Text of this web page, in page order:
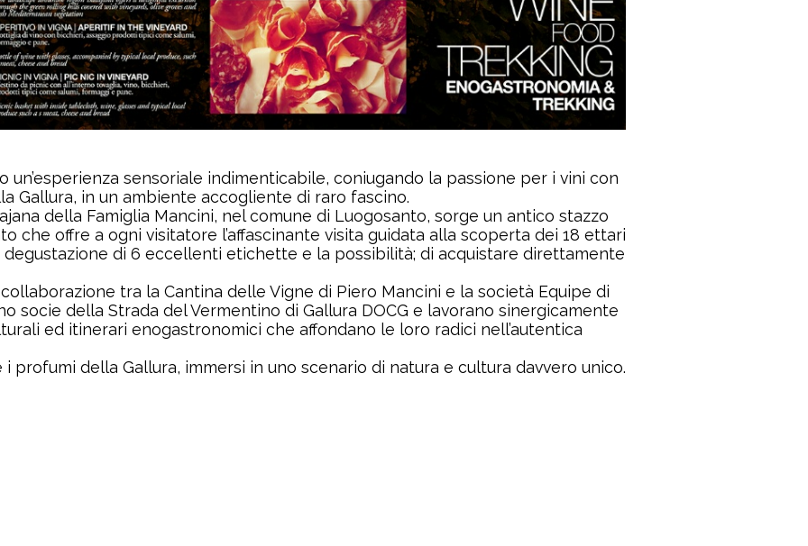
un’esperienza sensoriale indimenticabile, coniugando la passione per i vini con
Gallura, in un ambiente accogliente di raro fascino.
della Famiglia Mancini, nel comune di Luogosanto, sorge un antico stazzo
che offre a ogni visitatore l’affascinante visita guidata alla scoperta dei 18 ettari
degustazione di 6 eccellenti etichette e la possibilità; di acquistare direttamente
tra la Cantina delle Vigne di Piero Mancini e la società Equipe di
socie della Strada del Vermentino di Gallura DOCG e lavorano sinergicamente
ed itinerari enogastronomici che affondano le loro radici nell’autentica
profumi della Gallura, immersi in uno scenario di natura e cultura davvero unico.